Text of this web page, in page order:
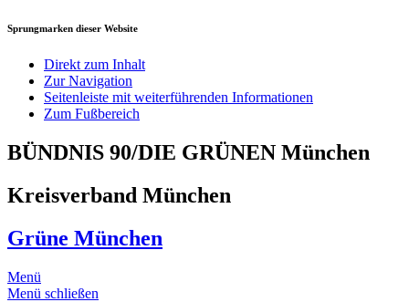
Sprungmarken dieser Website
Direkt zum Inhalt
Zur Navigation
Seitenleiste mit weiterführenden Informationen
Zum Fußbereich
BÜNDNIS 90/DIE GRÜNEN München
Kreisverband München
Grüne München
Menü
Menü schließen